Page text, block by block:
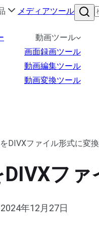
メディアツール
動画ツール
画面録画ツール
動画編集ツール
動画変換ツール
DIVXファイル形式に変
フ
2024年12月27日